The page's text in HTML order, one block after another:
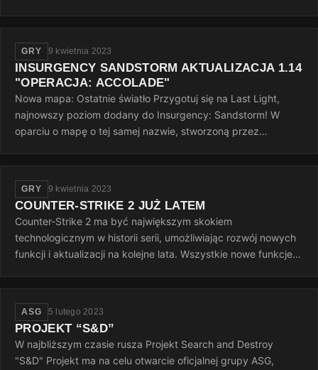
GRY 9 kwietnia 2023
INSURGENCY SANDSTORM AKTUALIZACJA 1.14
"OPERACJA: ACCOLADE"
Nowa mapa: Ostatnie światło Przygotuj się na Last Light,
najnowszy poziom dodany do Insurgency: Sandstorm! W
oparciu o mapę o tej samej nazwie, stworzoną przez
GRY 9 kwietnia 2023
COUNTER-STRIKE 2 JUŻ LATEM
Counter-Strike 2 ma być największym skokiem
technologicznym w historii serii, umożliwiając rozwój nowych
funkcji i aktualizacji na kolejne lata. Wszystkie nowe funkcje
ASG 5 lutego 2023
PROJEKT “S&D”
W najbliższym czasie rusza Projekt Search and Destroy
"S&D" Projekt ma na celu otwarcie oficjalnej grupy ASG,